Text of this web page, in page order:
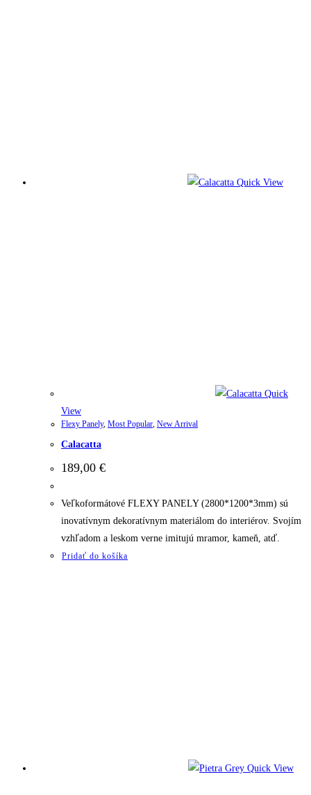
Quick View
Quick
View
Flexy Panely, Most Popular New Arrival
Calacatta
189,00 €
Veľkoformátové FLEXY PANELY (2800*1200*3mm) sú
inovatívnym dekoratívnym materiálom do interiérov. Svojím
vzhľadom a leskom verne imitujú mramor, kameň, atď.
Pridať do košíka
Quick View